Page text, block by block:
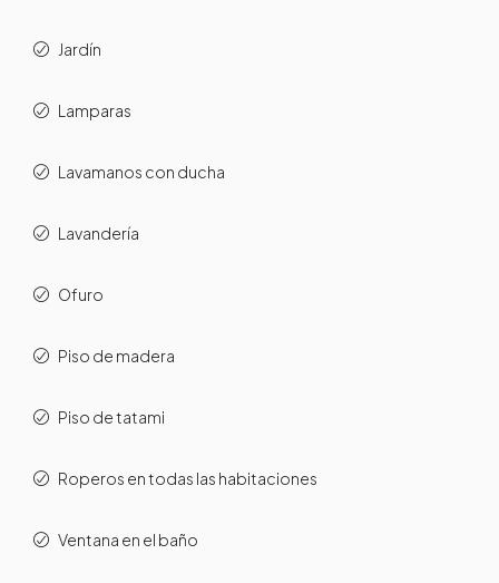
Jardín
Lamparas
Lavamanos con ducha
Lavandería
Ofuro
Piso de madera
Piso de tatami
Roperos en todas las habitaciones
Ventana en el baño